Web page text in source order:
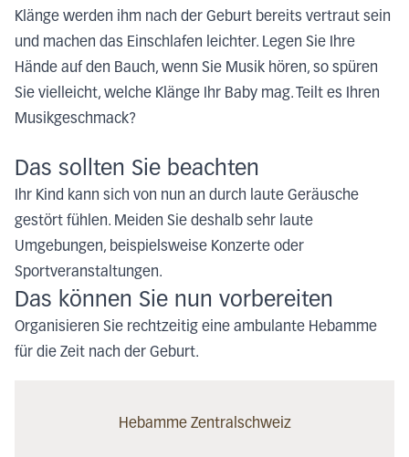
Klänge werden ihm nach der Geburt bereits vertraut sein
und machen das Einschlafen leichter. Legen Sie Ihre
Hände auf den Bauch, wenn Sie Musik hören, so spüren
Sie vielleicht, welche Klänge Ihr Baby mag. Teilt es Ihren
Musikgeschmack?
Das sollten Sie beachten
Ihr Kind kann sich von nun an durch laute Geräusche
gestört fühlen. Meiden Sie deshalb sehr laute
Umgebungen, beispielsweise Konzerte oder
Sportveranstaltungen.
Das können Sie nun vorbereiten
Organisieren Sie rechtzeitig eine ambulante Hebamme
für die Zeit nach der Geburt.
Hebamme Zentralschweiz